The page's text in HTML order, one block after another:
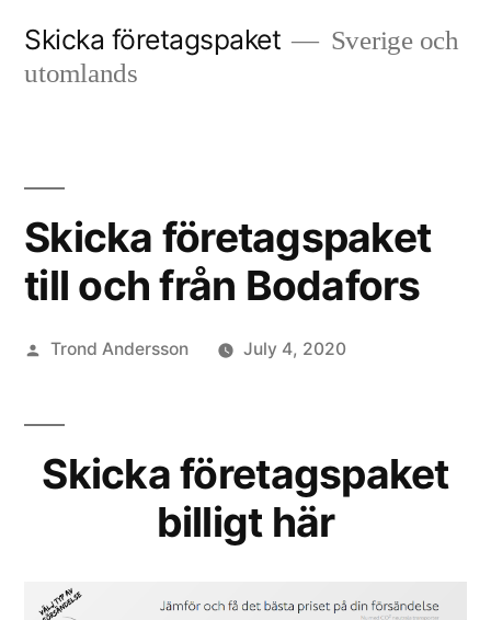
Skicka företagspaket
Sverige och
utomlands
Skicka företagspaket
till och från Bodafors
Posted
Trond Andersson July 4, 2020
Skicka företagspaket
billigt här